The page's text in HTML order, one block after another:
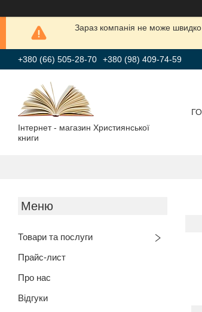
Зараз компанія не може
+380 (66) 505-28-70 +380 (98) 409-74-59
Інтернет - магазин Християнської
книги
Товари та послуги
Прайс-лист
Про нас
Відгуки